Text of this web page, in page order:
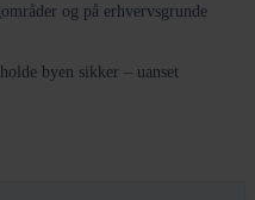
og på erhvervsgrunde
byen sikker – uanset